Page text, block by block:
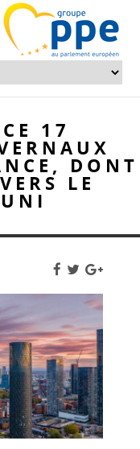
17
DONT
LE